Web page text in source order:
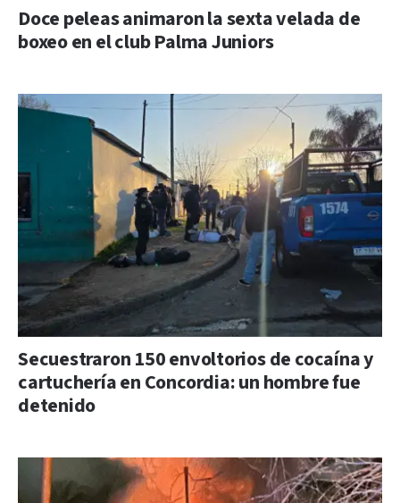
Doce peleas animaron la sexta velada de
boxeo en el club Palma Juniors
Secuestraron 150 envoltorios de cocaína y
cartuchería en Concordia: un hombre fue
detenido